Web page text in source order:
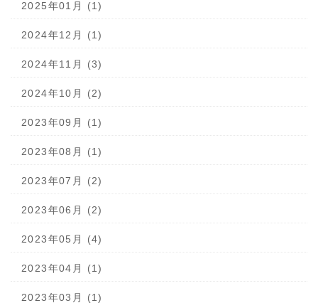
2025年01月 (1)
2024年12月 (1)
2024年11月 (3)
2024年10月 (2)
2023年09月 (1)
2023年08月 (1)
2023年07月 (2)
2023年06月 (2)
2023年05月 (4)
2023年04月 (1)
2023年03月 (1)